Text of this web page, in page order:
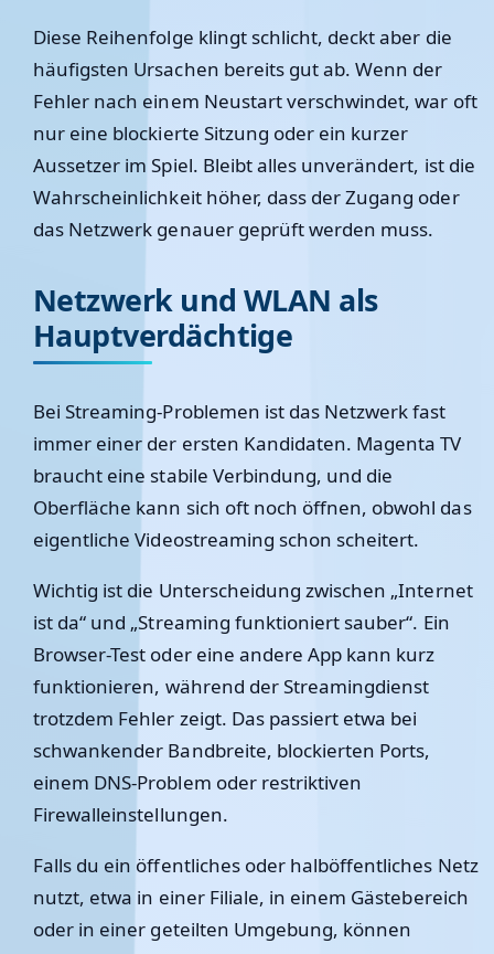
Diese Reihenfolge klingt schlicht, deckt aber die
häufigsten Ursachen bereits gut ab. Wenn der
Fehler nach einem Neustart verschwindet, war oft
nur eine blockierte Sitzung oder ein kurzer
Aussetzer im Spiel. Bleibt alles unverändert, ist die
Wahrscheinlichkeit höher, dass der Zugang oder
das Netzwerk genauer geprüft werden muss.
Netzwerk und WLAN als
Hauptverdächtige
Bei Streaming-Problemen ist das Netzwerk fast
immer einer der ersten Kandidaten. Magenta TV
braucht eine stabile Verbindung, und die
Oberfläche kann sich oft noch öffnen, obwohl das
eigentliche Videostreaming schon scheitert.
Wichtig ist die Unterscheidung zwischen „Internet
ist da“ und „Streaming funktioniert sauber“. Ein
Browser-Test oder eine andere App kann kurz
funktionieren, während der Streamingdienst
trotzdem Fehler zeigt. Das passiert etwa bei
schwankender Bandbreite, blockierten Ports,
einem DNS-Problem oder restriktiven
Firewalleinstellungen.
Falls du ein öffentliches oder halböffentliches Netz
nutzt, etwa in einer Filiale, in einem Gästebereich
oder in einer geteilten Umgebung, können